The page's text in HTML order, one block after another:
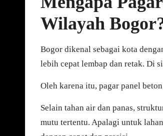
Wilayah
Bogor dikenal sebagai kota
lebih cepat lembap dan retak. Di
Oleh karena itu, pagar panel
Selain tahan air dan panas,
mutu tertentu. Apalagi untuk